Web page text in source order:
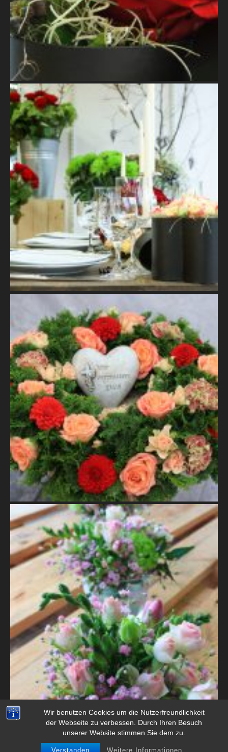
Wir benutzen Cookies um die Nutzerfreundlichkeit
der Webseite zu verbessen. Durch Ihren Besuch
unserer Website stimmen Sie dem zu.
Verstanden Weitere Informationen